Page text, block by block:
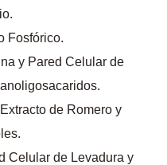
Fosfórico.
y Pared Celular de
de Romero y
Celular de Levadura y